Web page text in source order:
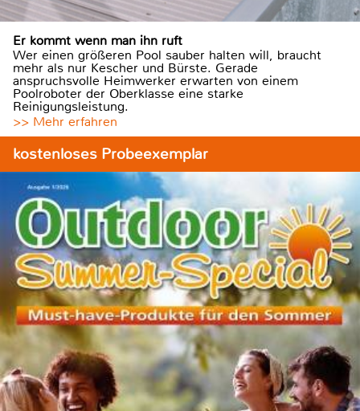
Er kommt wenn man ihn ruft
Wer einen größeren Pool sauber halten will, braucht
mehr als nur Kescher und Bürste. Gerade
anspruchsvolle Heimwerker erwarten von einem
Poolroboter der Oberklasse eine starke
Reinigungsleistung.
>> Mehr erfahren
kostenloses Probeexemplar